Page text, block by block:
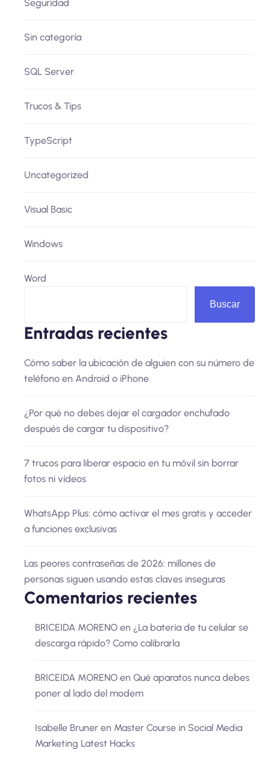
Seguridad
Sin categoría
SQL Server
Trucos & Tips
TypeScript
Uncategorized
Visual Basic
Windows
Word
Buscar
Entradas recientes
Cómo saber la ubicación de alguien con su número de
teléfono en Android o iPhone
¿Por qué no debes dejar el cargador enchufado
después de cargar tu dispositivo?
7 trucos para liberar espacio en tu móvil sin borrar
fotos ni vídeos
WhatsApp Plus: cómo activar el mes gratis y acceder
a funciones exclusivas
Las peores contraseñas de 2026: millones de
personas siguen usando estas claves inseguras
Comentarios recientes
BRICEIDA MORENO en ¿La batería de tu celular se
descarga rápido? Como calibrarla
BRICEIDA MORENO en Qué aparatos nunca debes
poner al lado del modem
Isabelle Bruner en Master Course in Social Media
Marketing Latest Hacks